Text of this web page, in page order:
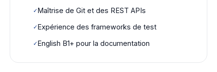
✓Maîtrise de Git et des REST APIs
✓Expérience des frameworks de test
✓English B1+ pour la documentation